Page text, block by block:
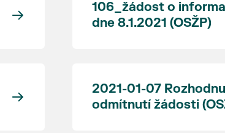
106_žádost o
dne 8.1.2021 (OSŽP)
2021-01-07
odmítnutí žádosti